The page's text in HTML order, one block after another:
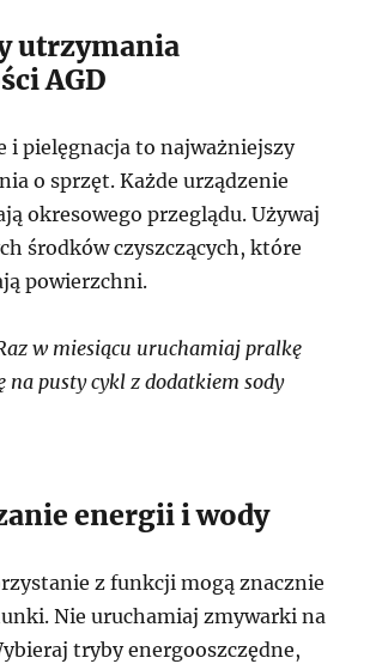
utrzymania
AGD
i pielęgnacja to najważniejszy
o sprzęt. Każde urządzenie
okresowego przeglądu. Używaj
środków czyszczących, które
powierzchni.
w miesiącu uruchamiaj pralkę
na pusty cykl z dodatkiem sody
energii i wody
z funkcji mogą znacznie
Nie uruchamiaj zmywarki na
tryby energooszczędne,